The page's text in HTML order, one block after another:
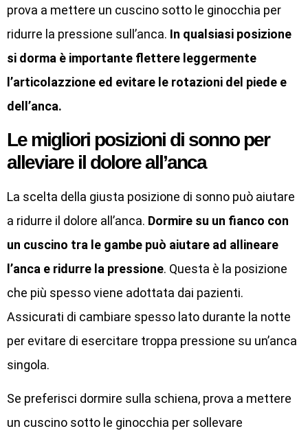
prova a mettere un cuscino sotto le ginocchia per
ridurre la pressione sull’anca. In qualsiasi posizione
si dorma è importante flettere leggermente
l’articolazzione ed evitare le rotazioni del piede e
dell’anca.
Le migliori posizioni di sonno per
alleviare il dolore all’anca
La scelta della giusta posizione di sonno può aiutare
a ridurre il dolore all’anca. Dormire su un fianco con
un cuscino tra le gambe può aiutare ad allineare
l’anca e ridurre la pressione. Questa è la posizione
che più spesso viene adottata dai pazienti.
Assicurati di cambiare spesso lato durante la notte
per evitare di esercitare troppa pressione su un’anca
singola.
Se preferisci dormire sulla schiena, prova a mettere
un cuscino sotto le ginocchia per sollevare